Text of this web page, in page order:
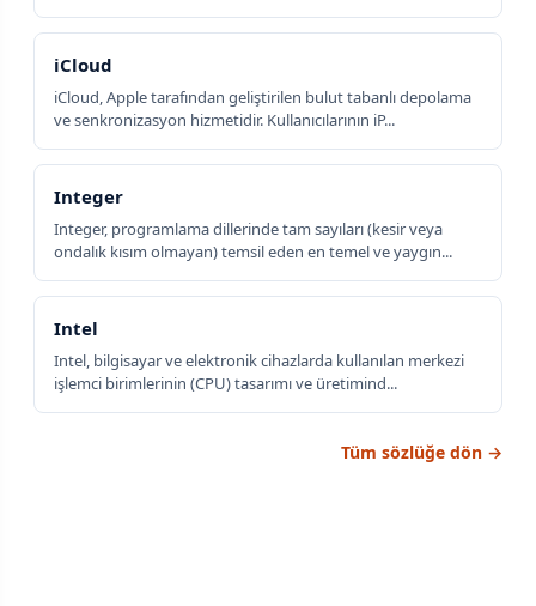
iCloud
iCloud, Apple tarafından geliştirilen bulut tabanlı depolama
ve senkronizasyon hizmetidir. Kullanıcılarının iP...
Integer
Integer, programlama dillerinde tam sayıları (kesir veya
ondalık kısım olmayan) temsil eden en temel ve yaygın...
Intel
Intel, bilgisayar ve elektronik cihazlarda kullanılan merkezi
işlemci birimlerinin (CPU) tasarımı ve üretimind...
Tüm sözlüğe dön →